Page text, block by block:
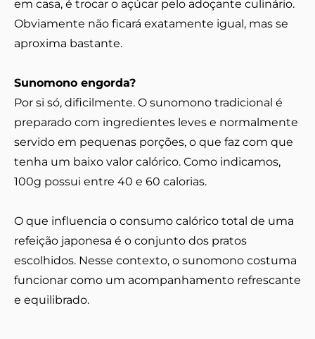
em casa, é trocar o açúcar pelo adoçante culinário.
Obviamente não ficará exatamente igual, mas se
aproxima bastante.
Sunomono engorda?
Por si só, dificilmente. O sunomono tradicional é
preparado com ingredientes leves e normalmente
servido em pequenas porções, o que faz com que
tenha um baixo valor calórico. Como indicamos,
100g possui entre 40 e 60 calorias.
O que influencia o consumo calórico total de uma
refeição japonesa é o conjunto dos pratos
escolhidos. Nesse contexto, o sunomono costuma
funcionar como um acompanhamento refrescante
e equilibrado.